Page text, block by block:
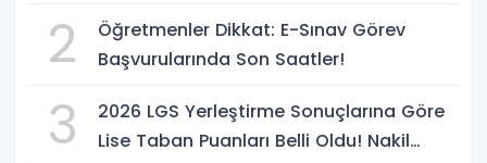
2
Öğretmenler Dikkat: E-Sınav Görev
Başvurularında Son Saatler!
3
2026 LGS Yerleştirme Sonuçlarına Göre
Lise Taban Puanları Belli Oldu! Nakil